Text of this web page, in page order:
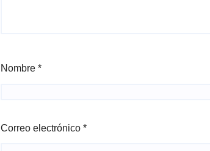
Nombre *
Correo electrónico *